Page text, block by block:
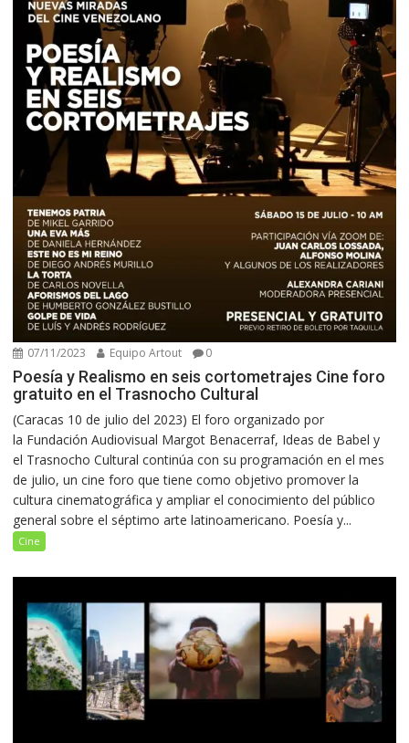
07/11/2023 Equipo Artout 0
Poesía y Realismo en seis cortometrajes Cine foro
gratuito en el Trasnocho Cultural
(Caracas 10 de julio del 2023) El foro organizado por
la Fundación Audiovisual Margot Benacerraf, Ideas de Babel y
el Trasnocho Cultural continúa con su programación en el mes
de julio, un cine foro que tiene como objetivo promover la
cultura cinematográfica y ampliar el conocimiento del público
general sobre el séptimo arte latinoamericano. Poesía y...
Cine